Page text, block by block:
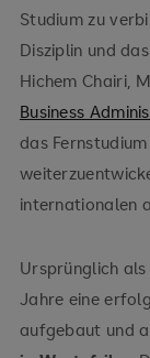
Studium zu
Disziplin und
Hichem Chairi,
Business
das
internationalen
Ursprünglich
Jahre eine
aufgebaut und